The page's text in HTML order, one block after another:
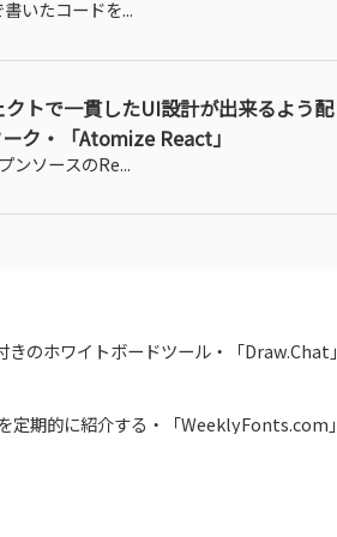
いたコードを...
トで一貫したUI設計が出来るよう配
ク・「Atomize React」
ソースのRe...
のホワイトボードツール・「Draw.Chat」
定期的に紹介する・「WeeklyFonts.com」